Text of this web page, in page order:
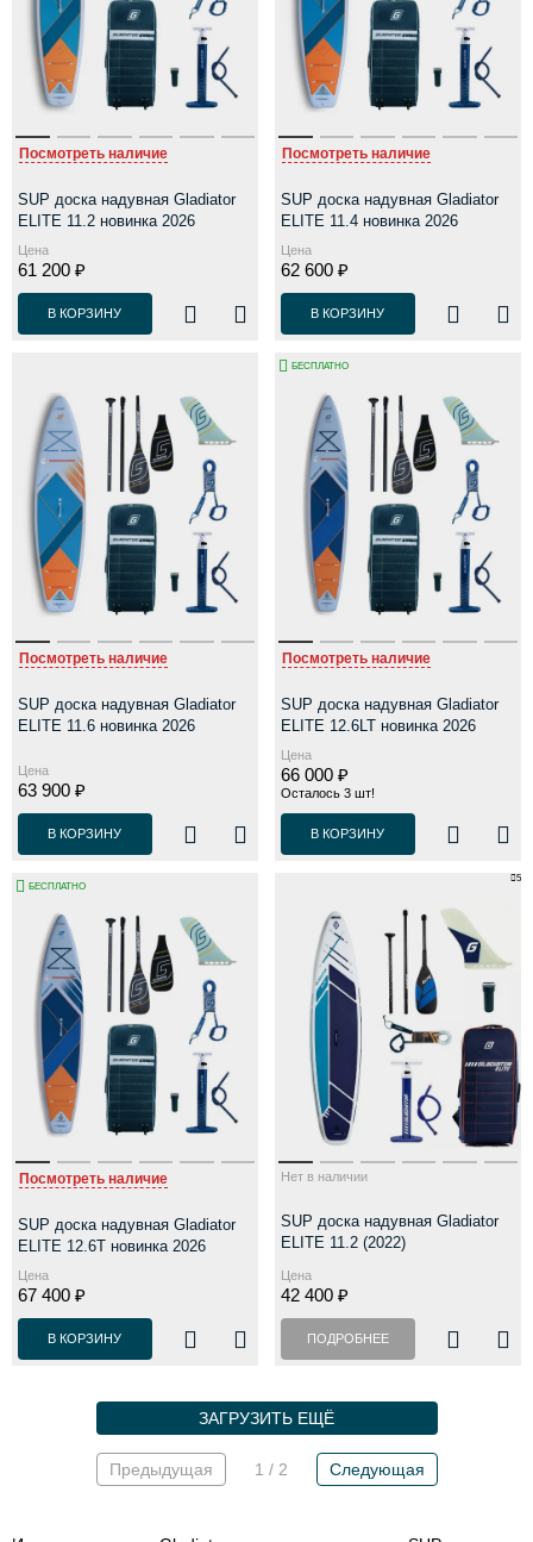
Посмотреть наличие
SUP доска надувная Gladiator
ELITE 11.2 новинка 2026
Цена
61 200 ₽
В КОРЗИНУ
Посмотреть наличие
SUP доска надувная Gladiator
ELITE 11.4 новинка 2026
Цена
62 600 ₽
В КОРЗИНУ
Посмотреть наличие
SUP доска надувная Gladiator
ELITE 11.6 новинка 2026
Цена
63 900 ₽
В КОРЗИНУ
БЕСПЛАТНО
Посмотреть наличие
SUP доска надувная Gladiator
ELITE 12.6LT новинка 2026
Цена
66 000 ₽
Осталось 3 шт!
В КОРЗИНУ
БЕСПЛАТНО
Посмотреть наличие
SUP доска надувная Gladiator
ELITE 12.6T новинка 2026
Цена
67 400 ₽
В КОРЗИНУ
5
Нет в наличии
SUP доска надувная Gladiator
ELITE 11.2 (2022)
Цена
42 400 ₽
ПОДРОБНЕЕ
ЗАГРУЗИТЬ ЕЩЁ
Предыдущая 1 / 2 Следующая